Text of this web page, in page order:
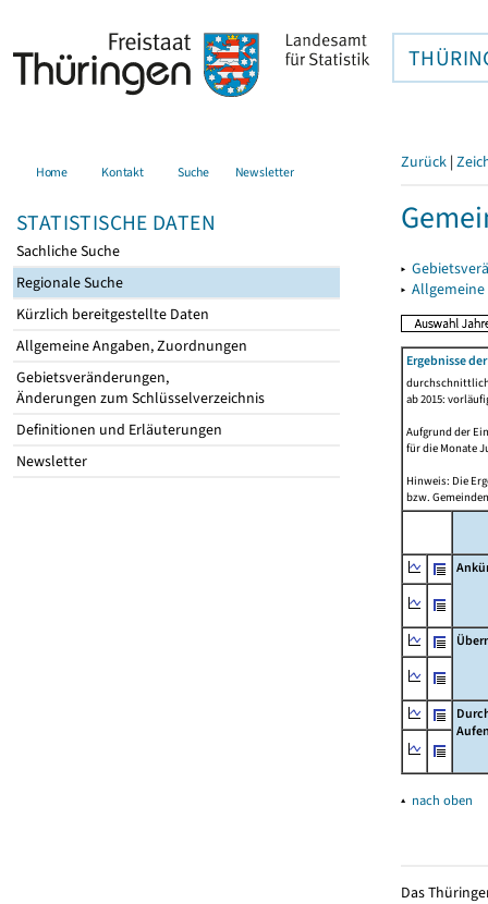
Home Kontakt Suche Newsletter
STATISTISCHE DATEN
Sachliche Suche
Regionale Suche
Kürzlich bereitgestellte Daten
Allgemeine Angaben, Zuordnungen
Gebietsveränderungen,
Änderungen zum Schlüsselverzeichnis
Definitionen und Erläuterungen
Newsletter
Zurück |
▸
▸
Ergebnisse
ab 2015:
Aufgrund der
für die Monate
Hinweis: Die
bzw.
▴ nach oben
Das